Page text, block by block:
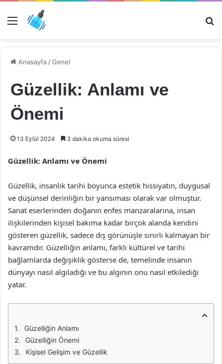
Menü
Anasayfa /Genel
Güzellik: Anlamı ve
Önemi
13 Eylül 2024 3 dakika okuma süresi
Güzellik: Anlamı ve Önemi
Güzellik, insanlık tarihi boyunca estetik hissiyatın, duygusal
ve düşünsel derinliğin bir yansıması olarak var olmuştur.
Sanat eserlerinden doğanın enfes manzaralarına, insan
ilişkilerinden kişisel bakıma kadar birçok alanda kendini
gösteren güzellik, sadece dış görünüşle sınırlı kalmayan bir
kavramdır. Güzelliğin anlamı, farklı kültürel ve tarihi
bağlamlarda değişiklik gösterse de, temelinde insanın
dünyayı nasıl algıladığı ve bu algının onu nasıl etkilediği
yatar.
Güzelliğin Anlamı
Güzelliğin Önemi
Kişisel Gelişim ve Güzellik